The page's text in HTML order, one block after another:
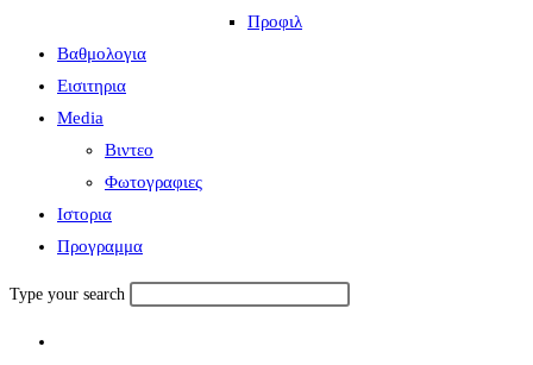
Προφιλ
Βαθμολογια
Εισιτηρια
Media
Βιντεο
Φωτογραφιες
Ιστορια
Πρoγραμμα
Type your search